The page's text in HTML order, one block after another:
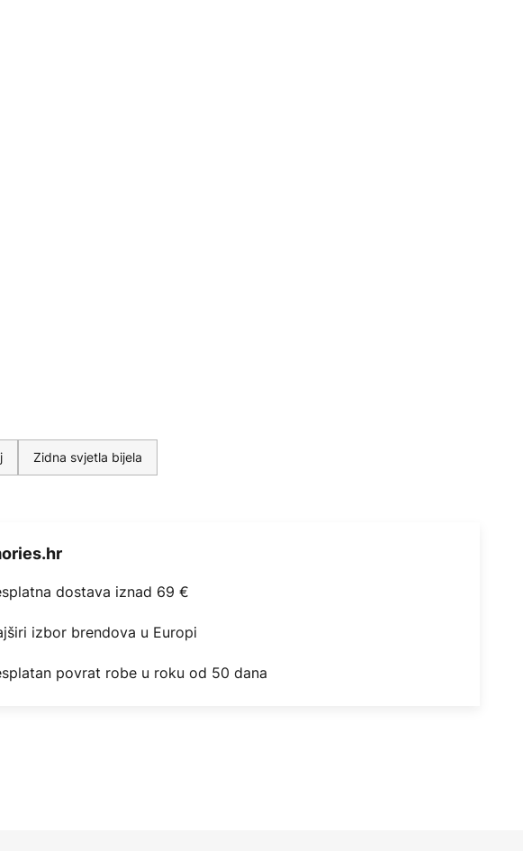
Zidna svjetla bijela
dostava iznad 69 €
izbor brendova u Europi
povrat robe u roku od 50 dana